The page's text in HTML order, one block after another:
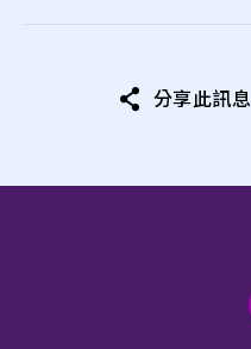
分享此訊息